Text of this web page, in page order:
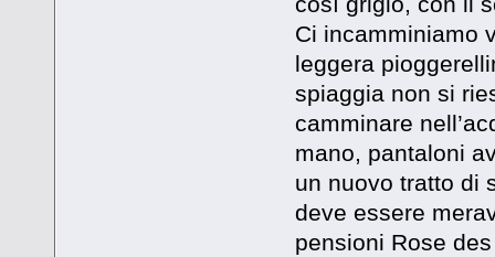
Ci incamminiamo
leggera
spiaggia non si
camminare
mano, pantaloni
un nuovo tratto di
deve essere
pensioni Rose